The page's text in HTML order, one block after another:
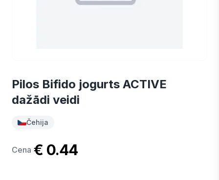
Pilos Bifido jogurts ACTIVE
dažādi veidi
Čehija
Cena € 0.44